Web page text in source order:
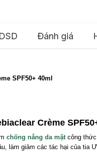
Đánh giá
SPF50+ 40ml
Crème
chống nắng da mặt công
làm giảm các tác hại của tia